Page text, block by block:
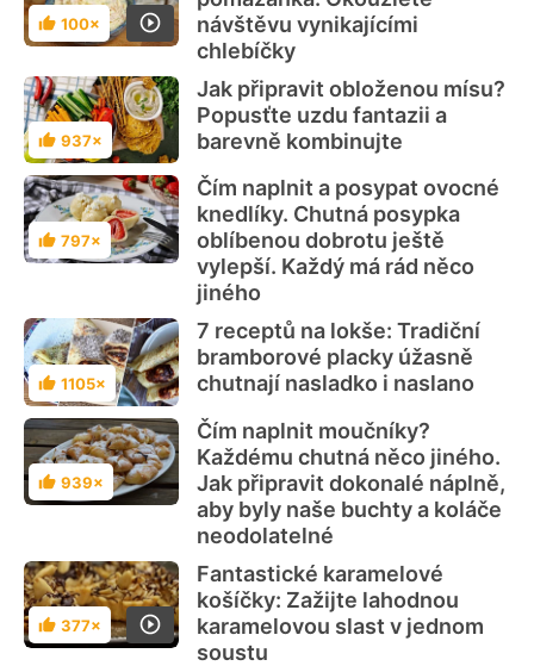
Hodnocení
100×
návštěvu vynikajícími
chlebíčky
Hodnocení
937×
Jak připravit obloženou mísu?
Popusťte uzdu fantazii a
barevně kombinujte
Hodnocení
797×
Čím naplnit a posypat ovocné
knedlíky. Chutná posypka
oblíbenou dobrotu ještě
vylepší. Každý má rád něco
jiného
Hodnocení
1105×
7 receptů na lokše: Tradiční
bramborové placky úžasně
chutnají nasladko i naslano
Hodnocení
939×
Čím naplnit moučníky?
Každému chutná něco jiného.
Jak připravit dokonalé náplně,
aby byly naše buchty a koláče
neodolatelné
Hodnocení
377×
Fantastické karamelové
košíčky: Zažijte lahodnou
karamelovou slast v jednom
soustu